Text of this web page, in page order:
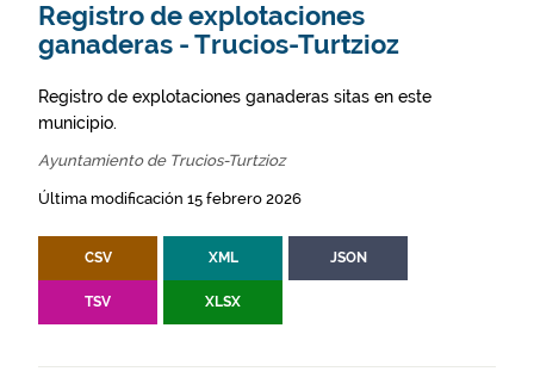
Registro de explotaciones
ganaderas - Trucios-Turtzioz
Registro de explotaciones ganaderas sitas en este
municipio.
Ayuntamiento de Trucios-Turtzioz
Última modificación 15 febrero 2026
CSV XML JSON
TSV XLSX